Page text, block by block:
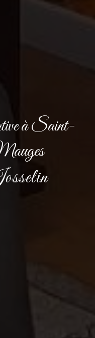
à Saint-